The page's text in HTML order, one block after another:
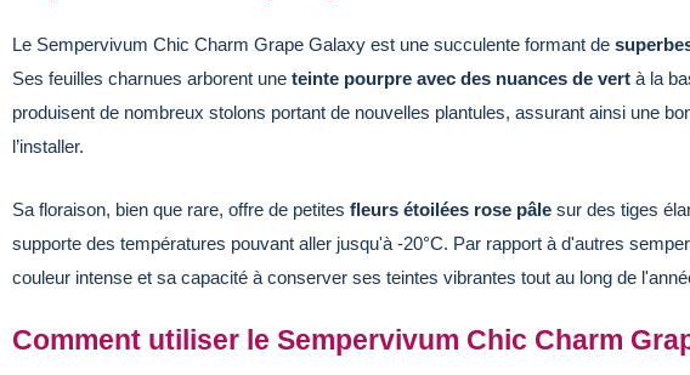
Le Sempervivum Chic Charm Grape Galaxy est une succulente formant de
Ses feuilles charnues arborent une teinte pourpre avec des nuances de vert à la
produisent de nombreux stolons portant de nouvelles plantules, assurant ainsi une
l’installer.
Sa floraison, bien que rare, offre de petites fleurs étoilées rose pâle sur des tiges
supporte des températures pouvant aller jusqu'à -20°C. Par rapport à d'autres
couleur intense et sa capacité à conserver ses teintes vibrantes tout au long de
Comment utiliser le Sempervivum Chic Charm